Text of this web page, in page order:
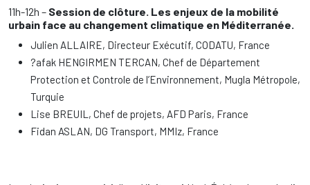
11h-12h – Session de clôture. Les enjeux de la mobilité
urbain face au changement climatique en Méditerranée.
Julien ALLAIRE, Directeur Exécutif, CODATU, France
?afak HENGIRMEN TERCAN, Chef de Département
Protection et Controle de l’Environnement, Mugla Métropole,
Turquie
Lise BREUIL, Chef de projets, AFD Paris, France
Fidan ASLAN, DG Transport, MMIz, France